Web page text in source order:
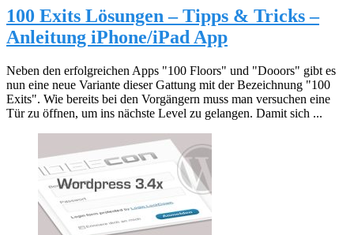
100 Exits Lösungen – Tipps & Tricks –
Anleitung iPhone/iPad App
Neben den erfolgreichen Apps "100 Floors" und "Dooors" gibt es
nun eine neue Variante dieser Gattung mit der Bezeichnung "100
Exits". Wie bereits bei den Vorgängern muss man versuchen eine
Tür zu öffnen, um ins nächste Level zu gelangen. Damit sich ...